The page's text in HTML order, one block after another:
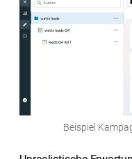
Beispiel